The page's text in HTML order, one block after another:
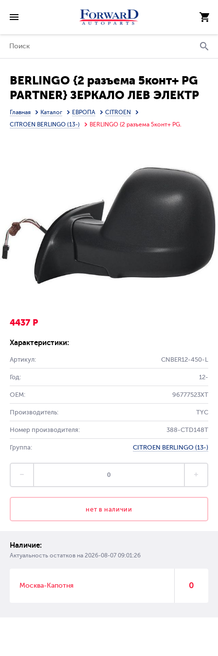
BERLINGO {2 разъема 5конт+ PG
PARTNER} ЗЕРКАЛО ЛЕВ ЭЛЕКТР
С ПОДОГРЕВ (CONVEX) ГРУНТ
(ТАЙВАНЬ)
Главная Каталог ЕВРОПА
CITROEN
CITROEN BERLINGO (13-)
BERLINGO {2 разъема 5конт+ PG.
4437 Р
Характеристики:
Артикул: CNBER12-450-L
Год: 12-
OEM: 96777523XT
Производитель: TYC
Номер производителя: 388-CTD148T
Группа: CITROEN BERLINGO (13-)
нет в наличии
Наличие:
Актуальность остатков на 2026-08-07 09:01:26
Москва-Капотня 0